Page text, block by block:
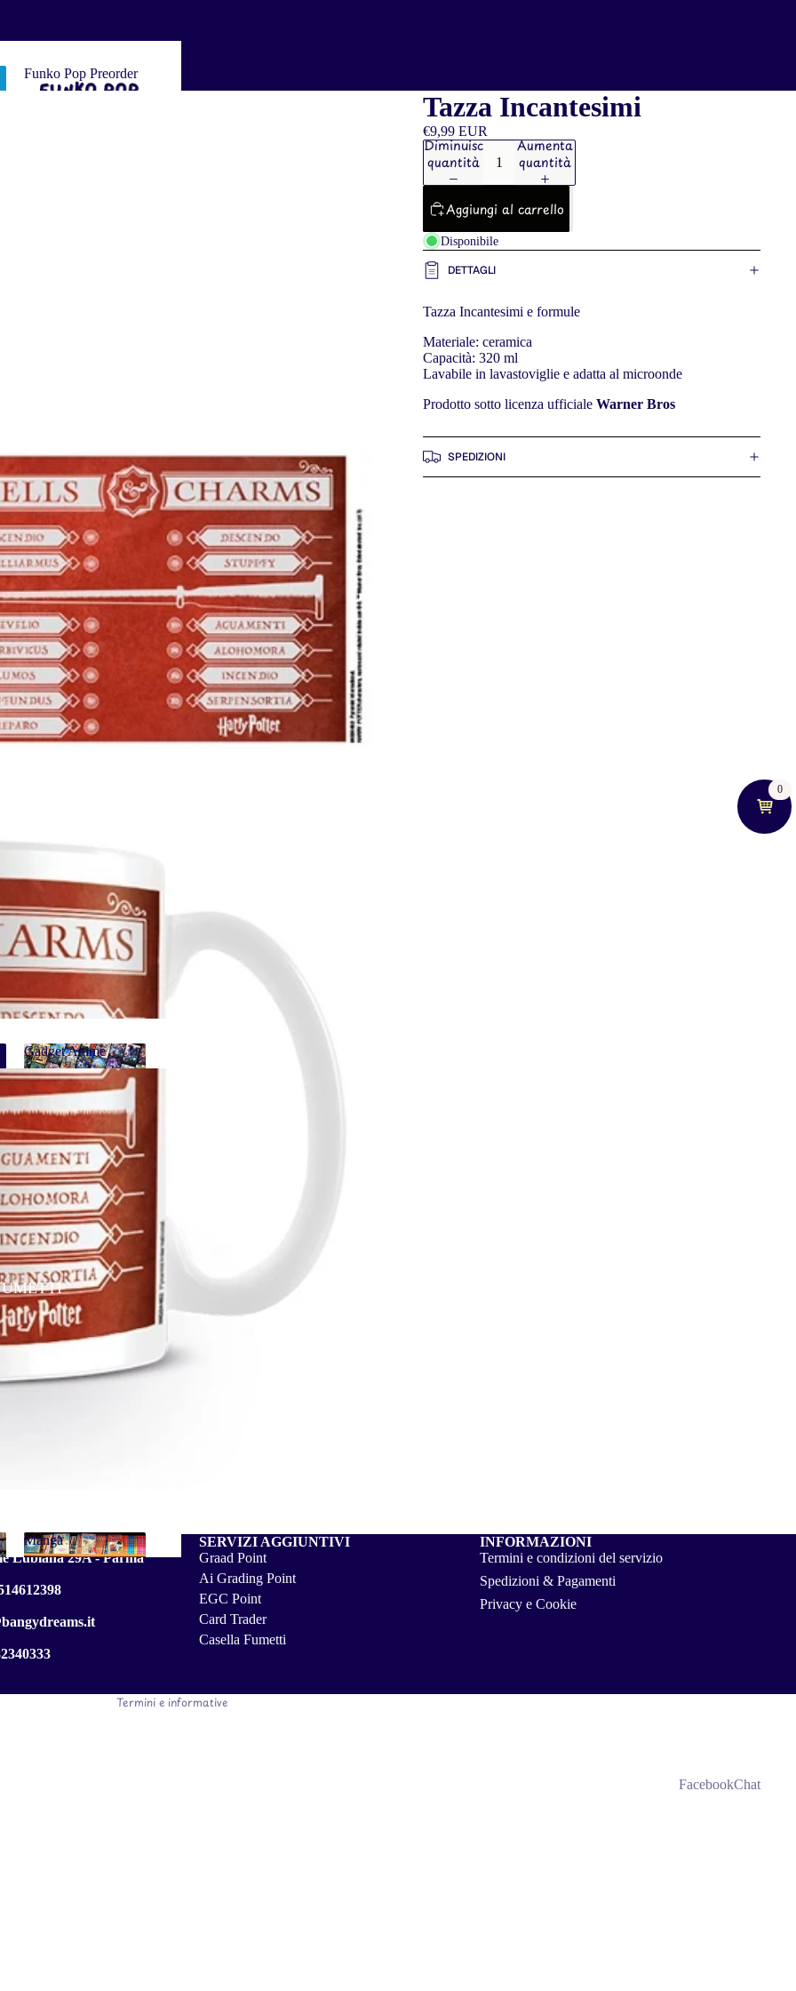
0
Funko Pop Preorder
Gadget Anime
Gadget Anime
Manga
Tazza Incantesimi
€9,99 EUR
Diminuisci
quantità
Aumenta
quantità
Aggiungi al carrello
Disponibile
DETTAGLI
Tazza Incantesimi e formule
Materiale: ceramica
Capacità: 320 ml
Lavabile in lavastoviglie e adatta al microonde
Prodotto sotto licenza ufficiale Warner Bros
SPEDIZIONI
Lubiana 29A - Parma
SERVIZI AGGIUNTIVI
Graad Point
Ai Grading Point
EGC Point
Card Trader
Casella Fumetti
INFORMAZIONI
Termini e condizioni del servizio
Spedizioni & Pagamenti
Privacy e Cookie
Termini e informative
Informativa sui rimborsi
Informativa sulla privacy
Termini e condizioni del servizio
Informativa sulle spedizioni
Informativa legale
FacebookChat